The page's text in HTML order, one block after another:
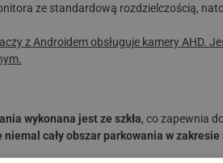
ze standardową rozdzielczością,
z Androidem obsługuje kamery AHD.
wykonana jest ze szkła, co zapewnia
cały obszar parkowania w zakresie